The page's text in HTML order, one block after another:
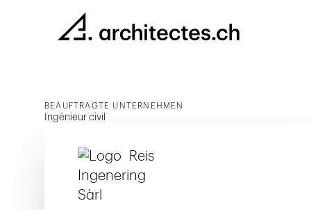
BEAUFTRAGTE UNTERNEHMEN
Ingénieur civil